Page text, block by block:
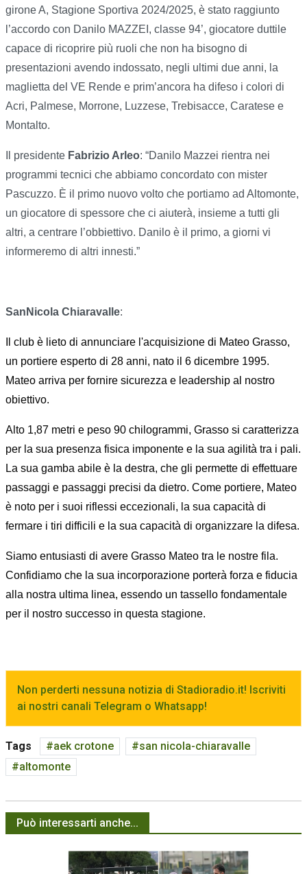
girone A, Stagione Sportiva 2024/2025, è stato raggiunto
l’accordo con Danilo MAZZEI, classe 94’, giocatore duttile
capace di ricoprire più ruoli che non ha bisogno di
presentazioni avendo indossato, negli ultimi due anni, la
maglietta del VE Rende e prim’ancora ha difeso i colori di
Acri, Palmese, Morrone, Luzzese, Trebisacce, Caratese e
Montalto.
Il presidente Fabrizio Arleo: “Danilo Mazzei rientra nei
programmi tecnici che abbiamo concordato con mister
Pascuzzo. È il primo nuovo volto che portiamo ad Altomonte,
un giocatore di spessore che ci aiuterà, insieme a tutti gli
altri, a centrare l’obbiettivo. Danilo è il primo, a giorni vi
informeremo di altri innesti.”
SanNicola Chiaravalle:
Il club è lieto di annunciare l'acquisizione di Mateo Grasso,
un portiere esperto di 28 anni, nato il 6 dicembre 1995.
Mateo arriva per fornire sicurezza e leadership al nostro
obiettivo.
Alto 1,87 metri e peso 90 chilogrammi, Grasso si caratterizza
per la sua presenza fisica imponente e la sua agilità tra i pali.
La sua gamba abile è la destra, che gli permette di effettuare
passaggi e passaggi precisi da dietro. Come portiere, Mateo
è noto per i suoi riflessi eccezionali, la sua capacità di
fermare i tiri difficili e la sua capacità di organizzare la difesa.
Siamo entusiasti di avere Grasso Mateo tra le nostre fila.
Confidiamo che la sua incorporazione porterà forza e fiducia
alla nostra ultima linea, essendo un tassello fondamentale
per il nostro successo in questa stagione.
Non perderti nessuna notizia di Stadioradio.it! Iscriviti
ai nostri canali Telegram o Whatsapp!
Tags aek crotone
san nicola-chiaravalle
altomonte
Può interessarti anche...